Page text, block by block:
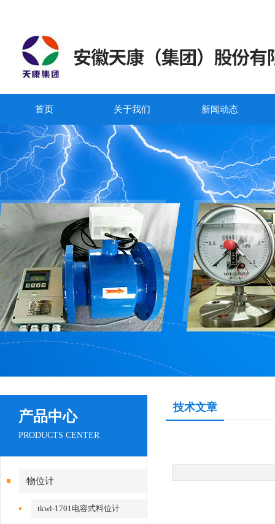
首页 关于我们 新闻动态
产品中心
PRODUCTS CENTER
物位计
tkwl-1701电容式料位计
技术文章